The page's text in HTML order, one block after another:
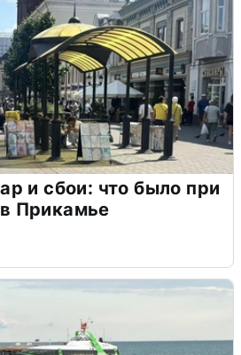
и сбои: что было при
Прикамье